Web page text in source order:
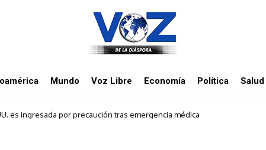
Mundo Voz Libre Economía Política Salud
es ingresada por precaución tras emergencia médica